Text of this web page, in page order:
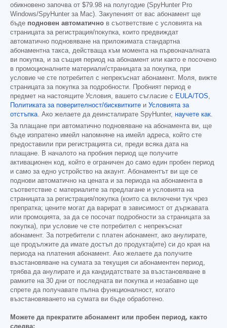
обикновено започва от $79.98 на полугодие (SpyHunter Pro
Windows/SpyHunter за Mac). Закупеният от вас абонамент ще
бъде подновен автоматично в съответствие с условията на
страницата за регистрация/покупка, които предвиждат
автоматично подновяване на приложимата стандартна
абонаментна такса, действаща към момента на първоначалната
ви покупка, и за същия период на абонамент или както е посочено
в промоционалните материали/страницата за покупка, при
условие че сте потребител с непрекъснат абонамент. Моля, вижте
страницата за покупка за подробности. Пробният период е
предмет на настоящите Условия, вашето съгласие с EULA/TOS,
Политиката за поверителност/бисквитките и Условията за
отстъпка. Ако желаете да деинсталирате SpyHunter, научете как.
За плащане при автоматично подновяване на абонамента ви, ще
бъде изпратено имейл напомняне на имейл адреса, който сте
предоставили при регистрацията си, преди всяка дата на
плащане. В началото на пробния период ще получите
активационен код, който е ограничен до само един пробен период
и само за едно устройство на акаунт. Абонаментът ви ще се
поднови автоматично на цената и за периода на абонамента в
съответствие с материалите за предлагане и условията на
страницата за регистрация/покупка (които са включени тук чрез
препратка; цените могат да варират в зависимост от държавата
или промоцията, за да се посочат подробности за страницата за
покупка), при условие че сте потребител с непрекъснат
абонамент. За потребители с платен абонамент, ако анулирате,
ще продължите да имате достъп до продукта(ите) си до края на
периода на платения абонамент. Ако желаете да получите
възстановяване на сумата за текущия си абонаментен период,
трябва да анулирате и да кандидатствате за възстановяване в
рамките на 30 дни от последната ви покупка и незабавно ще
спрете да получавате пълна функционалност, когато
възстановяването на сумата ви бъде обработено.
Можете да прекратите абонамент или пробен период, както
следва: